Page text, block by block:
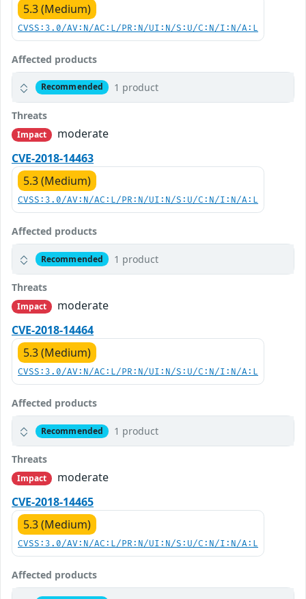
5.3 (Medium)
CVSS:3.0/AV:N/AC:L/PR:N/UI:N/S:U/C:N/I:N/A:L
Affected products
Recommended 1 product
Threats
Impact
moderate
CVE-2018-14463
5.3 (Medium)
CVSS:3.0/AV:N/AC:L/PR:N/UI:N/S:U/C:N/I:N/A:L
Affected products
Recommended 1 product
Threats
Impact
moderate
CVE-2018-14464
5.3 (Medium)
CVSS:3.0/AV:N/AC:L/PR:N/UI:N/S:U/C:N/I:N/A:L
Affected products
Recommended 1 product
Threats
Impact
moderate
CVE-2018-14465
5.3 (Medium)
CVSS:3.0/AV:N/AC:L/PR:N/UI:N/S:U/C:N/I:N/A:L
Affected products